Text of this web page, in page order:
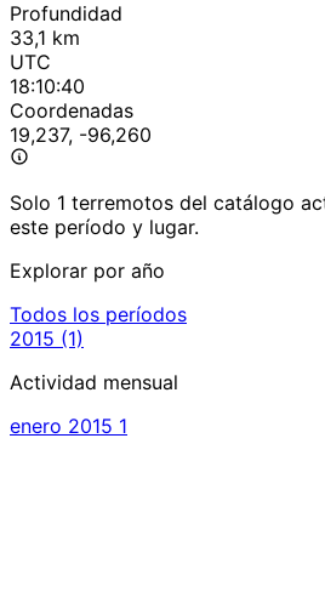
Profundidad
33,1 km
UTC
18:10:40
Coordenadas
19,237, -96,260
Solo 1 terremotos del catálogo
este período y lugar.
Explorar por año
Todos los períodos
2015 (1)
Actividad mensual
enero 2015 1